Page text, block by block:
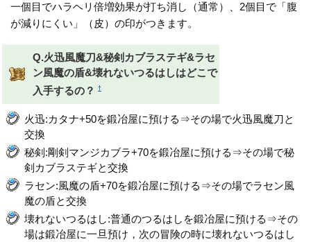
一個目でハラヘリ倍増効果が打ち消し（通常）、2個目で「腹
が減りにくい」（皮）の印がつきます。
Q.火迅風魔刀&秘剣カブラステギ&ラセ
ン風魔の盾&壊れないつるはしはどこで
入手するの？
†
火迅:カタナ+50を鍛冶屋に預ける⇒その場で火迅風魔刀と
交換
秘剣:剛剣マンジカブラ+70を鍛冶屋に預ける⇒その場で秘
剣カブラステギと交換
ラセン:風魔の盾+70を鍛冶屋に預ける⇒その場でラセン風
魔の盾と交換
壊れないつるはし:普通のつるはしを鍛冶屋に預ける⇒その
場は鍛冶屋に一旦預け，次の冒険の時に壊れないつるはし